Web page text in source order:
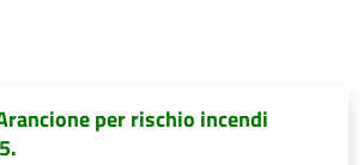
per rischio incendi